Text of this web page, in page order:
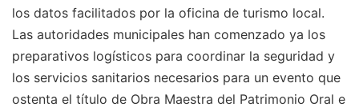
los datos facilitados por la oficina de turismo local.
Las autoridades municipales han comenzado ya los
preparativos logísticos para coordinar la seguridad y
los servicios sanitarios necesarios para un evento que
ostenta el título de Obra Maestra del Patrimonio Oral e